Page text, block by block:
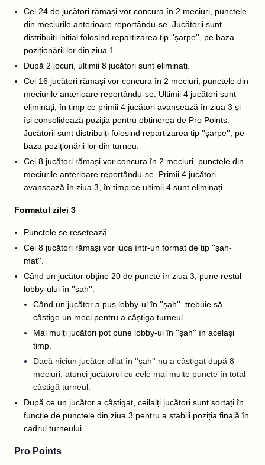
Cei 24 de jucători rămași vor concura în 2 meciuri, punctele
din meciurile anterioare reportându-se. Jucătorii sunt
distribuiți inițial folosind repartizarea tip ''șarpe'', pe baza
poziționării lor din ziua 1.
După 2 jocuri, ultimii 8 jucători sunt eliminați.
Cei 16 jucători rămași vor concura în 2 meciuri, punctele din
meciurile anterioare reportându-se. Ultimii 4 jucători sunt
eliminați, în timp ce primii 4 jucători avansează în ziua 3 și
își consolidează poziția pentru obținerea de Pro Points.
Jucătorii sunt distribuiți folosind repartizarea tip ''șarpe'', pe
baza poziționării lor din turneu.
Cei 8 jucători rămași vor concura în 2 meciuri, punctele din
meciurile anterioare reportându-se. Primii 4 jucători
avansează în ziua 3, în timp ce ultimii 4 sunt eliminați.
Formatul zilei 3
Punctele se resetează.
Cei 8 jucători rămași vor juca într-un format de tip ''șah-
mat''.
Când un jucător obține 20 de puncte în ziua 3, pune restul
lobby-ului în ''șah''.
Când un jucător a pus lobby-ul în ''șah'', trebuie să
câștige un meci pentru a câștiga turneul.
Mai mulți jucători pot pune lobby-ul în ''șah'' în același
timp.
Dacă niciun jucător aflat în ''șah'' nu a câștigat după 8
meciuri, atunci jucătorul cu cele mai multe puncte în total
câștigă turneul.
După ce un jucător a câștigat, ceilalți jucători sunt sortați în
funcție de punctele din ziua 3 pentru a stabili poziția finală în
cadrul turneului.
Pro Points